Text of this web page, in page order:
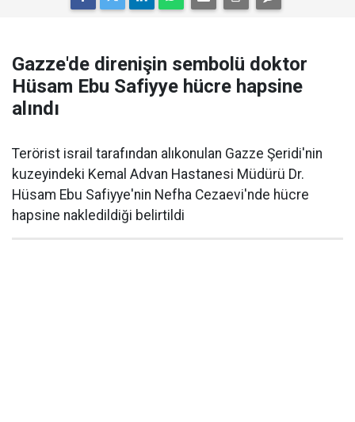
Gazze'de direnişin sembolü doktor
Hüsam Ebu Safiyye hücre hapsine
alındı
Terörist israil tarafından alıkonulan Gazze Şeridi'nin
kuzeyindeki Kemal Advan Hastanesi Müdürü Dr.
Hüsam Ebu Safiyye'nin Nefha Cezaevi'nde hücre
hapsine nakledildiği belirtildi